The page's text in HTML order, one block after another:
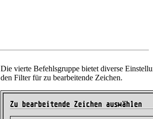
Die vierte Befehlsgruppe bietet diverse
den Filter für zu bearbeitende Zeichen.